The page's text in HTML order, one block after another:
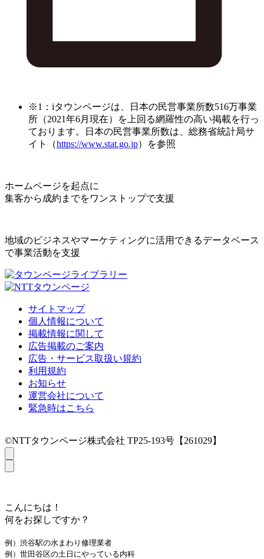
※1：iタウンページは、日本の民営事業所数516万事業
所（2021年6月現在）を上回る網羅性の高い掲載を行っ
ております。日本の民営事業所数は、総務省統計局サ
イト（https://www.stat.go.jp）を参照
ホームページを起点に
集客から成約までをワンストップで支援
地域のビジネスやマーケティングに活用できるデータベース
で事業活動を支援
サイトマップ
個人情報について
掲載情報に関して
広告掲載のご案内
広告・サービス取扱い規約
利用規約
お知らせ
運営会社について
緊急時はこちら
©NTTタウンページ株式会社 TP25-193号【261029】
こんにちは！
何をお探しですか？
例）渋谷駅の水まわり修理業者
例）世田谷区の土日にやっている内科